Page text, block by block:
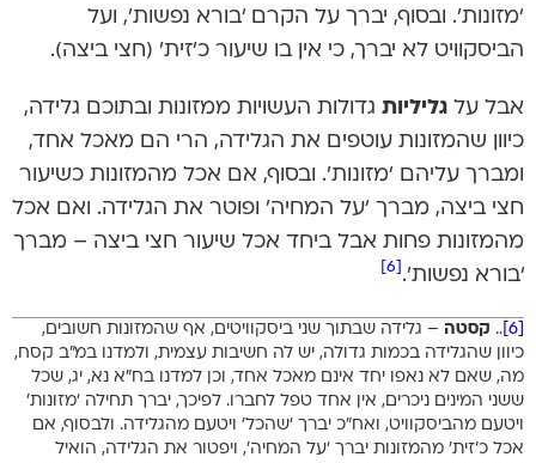
‘מזונות’. ובסוף, יברך על הקרם ‘בורא נפשות’, ועל
הביסקוויט לא יברך, כי אין בו שיעור כ’זית’ (חצי ביצה).
אבל על גליליות גדולות העשויות ממזונות ובתוכם גלידה,
כיוון שהמזונות עוטפים את הגלידה, הרי הם מאכל אחד,
ומברך עליהם ‘מזונות’. ובסוף, אם אכל מהמזונות כשיעור
חצי ביצה, מברך ‘על המחיה’ ופוטר את הגלידה. ואם אכל
מהמזונות פחות אבל ביחד אכל שיעור חצי ביצה – מברך
‘בורא נפשות’.
.. קסטה – גלידה שבתוך שני ביסקוויטים, אף שהמזונות חשובים,
כיוון שהגלידה בכמות גדולה, יש לה חשיבות עצמית, ולמדנו במ”ב קסח,
מה, שאם לא נאפו יחד אינם מאכל אחד, וכן למדנו בח”א נא, יג, שכל
ששני המינים ניכרים, אין אחד טפל לחברו. לפיכך, יברך תחילה ‘מזונות’
ויטעם מהביסקוויט, ואח”כ יברך ‘שהכל’ ויטעם מהגלידה. ולבסוף, אם
אכל כ’זית’ מהמזונות יברך ‘על המחיה’, ויפטור את הגלידה, הואיל